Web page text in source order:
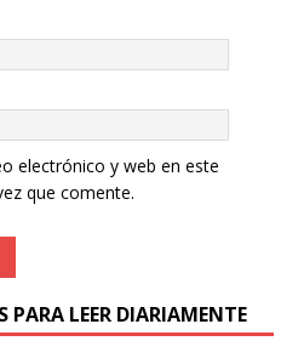
electrónico y web en este
que comente.
PARA LEER DIARIAMENTE